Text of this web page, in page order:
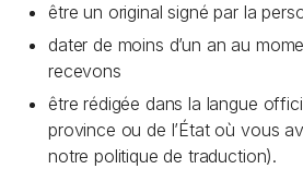
être un original signé par la
dater de moins d’un an au
recevons
être rédigée dans la langue
province ou de l’État où vous
notre politique de traduction).